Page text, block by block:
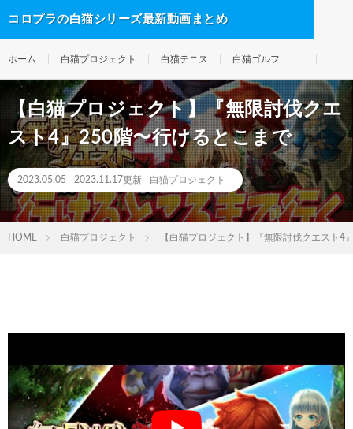
コロプラの白猫シリーズ最新動画まとめ
ホーム 白猫プロジェクト 白猫テニス 白猫ゴルフ
【白猫プロジェクト】『無限討伐クエ
スト4』250階〜行けるとこまで
2023.05.05 2023.11.17更新 白猫プロジェクト
HOME 白猫プロジェクト 【白猫プロジェクト】『無限討伐クエスト4